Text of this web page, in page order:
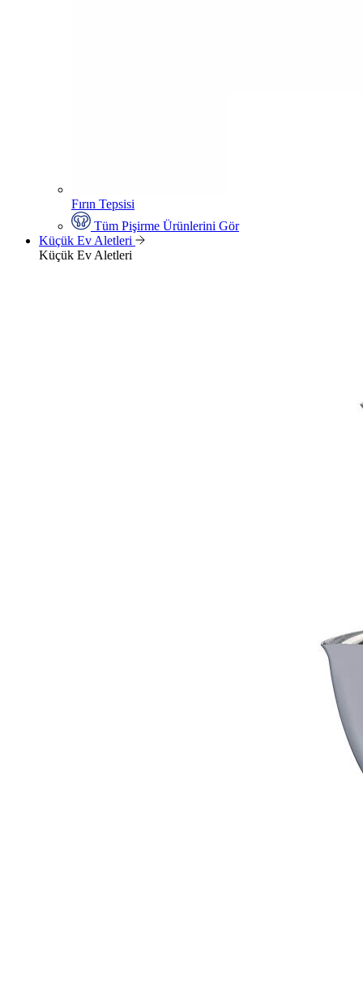
Fırın Tepsisi
Tüm Pişirme Ürünlerini Gör
Küçük Ev Aletleri
Küçük Ev Aletleri